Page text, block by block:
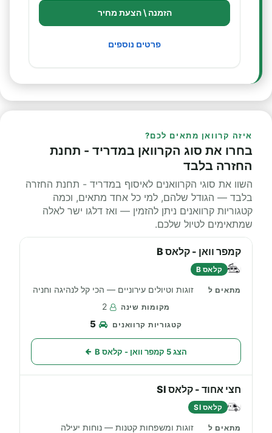
הזמנה \ הצעת מחיר
פרטים נוספים
איזה קרוואן מתאים לכם?
בחרו את סוג הקרוואן במדריד - תחנת
החזרה בלבד
השוו את סוגי הקרוואנים לאיסוף במדריד - תחנת החזרה
בלבד — הגודל שלהם, למי כל אחד מתאים, וכמה
קטגוריות קרוואנים ניתן להזמין — ואז דלגו ישר לאלה
שמתאימים לטיול שלכם.
קמפר וואן - קלאס B
קלאס B
זוגות וטיולים עירוניים — הכי קל לנהיגה וחניה
2
5
הצג 5 קמפר וואן - קלאס B
חצי אחוד - קלאס SI
קלאס SI
זוגות ומשפחות קטנות — נוחות יעילה